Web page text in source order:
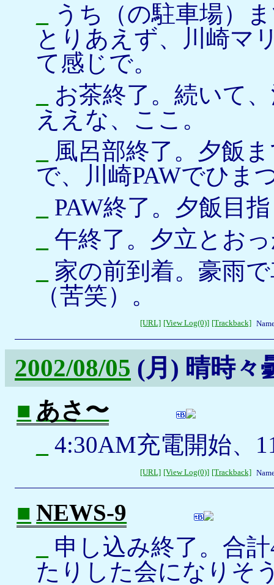
うち（の駐車場）
とりあえず、川崎マ
て感じで。
お茶終了。続いて
ええな、ここ。
風呂部終了。夕飯
で、川崎PAWでひま
PAW終了。夕飯目
午終了。夕立とお
家の前到着。豪雨
（苦笑）。
[URL] [View Log(0)] [Trackback]
2002/08/05 (月) 晴時々
■ あさ〜
4:30AM充電開始、
[URL] [View Log(0)] [Trackback]
■ NEWS-9
申し込み終了。合
たりした会になりそ